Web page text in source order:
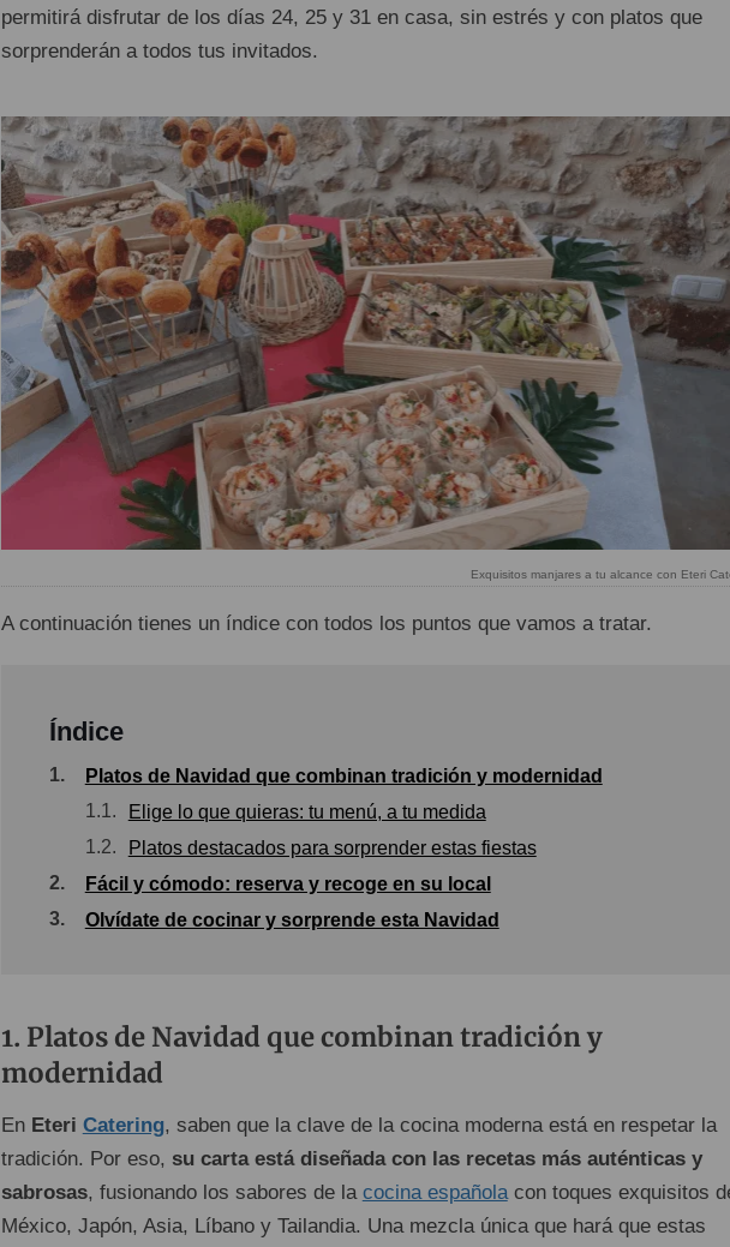
permitirá disfrutar de los días 24, 25 y 31 en casa, sin estrés y con platos que
sorprenderán a todos tus invitados.
Exquisitos manjares a tu alcance con Eteri
A continuación tienes un índice con todos los puntos que vamos a tratar.
Índice
1.
Platos de Navidad que combinan tradición y modernidad
1.1.
Elige lo que quieras: tu menú, a tu medida
1.2.
Platos destacados para sorprender estas fiestas
2.
Fácil y cómodo: reserva y recoge en su local
3.
Olvídate de cocinar y sorprende esta Navidad
Platos de Navidad que combinan tradición y
modernidad
En Eteri Catering, saben que la clave de la cocina moderna está en respetar la
tradición. Por eso, su carta está diseñada con las recetas más auténticas y
sabrosas, fusionando los sabores de la cocina españolacon toques exquisitos
México, Japón, Asia, Líbano y Tailandia. Una mezcla única que hará que estas